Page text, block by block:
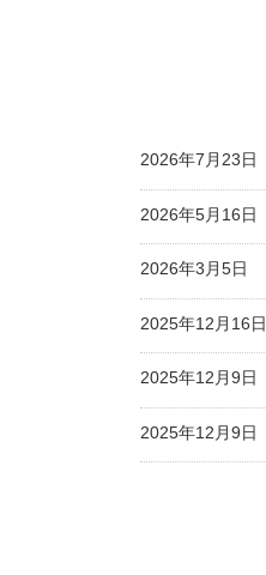
2026年7月23日
2026年5月16日
2026年3月5日
2025年12月16日
2025年12月9日
2025年12月9日